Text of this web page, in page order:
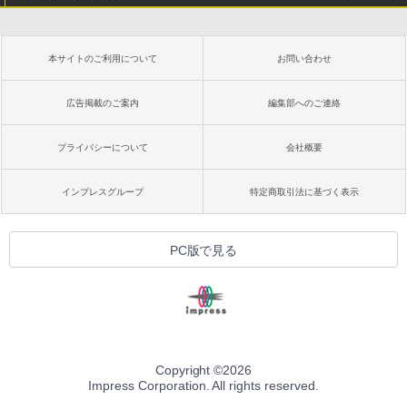
本サイトのご利用について お問い合わせ
広告掲載のご案内 編集部へのご連絡
プライバシーについて 会社概要
インプレスグループ 特定商取引法に基づく表示
PC版で見る
Copyright ©2026
Impress Corporation. All rights reserved.